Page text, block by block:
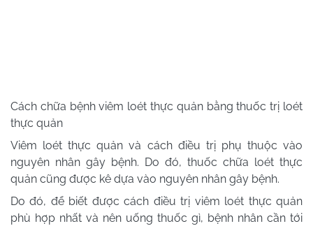
Cách chữa bệnh viêm loét thực quản bằng thuốc trị loét
thực quản
Viêm loét thực quản và cách điều trị phụ thuộc vào
nguyên nhân gây bệnh. Do đó, thuốc chữa loét thực
quản cũng được kê dựa vào nguyên nhân gây bệnh.
Do đó, để biết được cách điều trị viêm loét thực quản
phù hợp nhất và nên uống thuốc gì, bệnh nhân cần tới